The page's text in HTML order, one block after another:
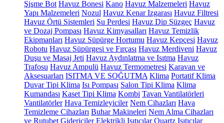
Şişme Bot Havuz Bonesi Kano Havuz Malzemeleri Havuz
Yapı Malzemeleri Nozul Havuz Kenar Izgarası Havuz Filtresi
Havuz Örtü Sistemleri Su Perdesi Havuz Dip Süzgeç Havuz
ve Dozaj Pompası Havuz Kimyasalları Havuz Temizlik
Ekipmanları Havuz Süpürge Hortumu Havuz Kepçesi Havuz
Robotu Havuz Süpürgesi ve Fırçası Havuz Merdiveni Havuz
Duşu ve Masaj Jeti Havuz Aydınlatma ve Isıtma Havuz
Trafosu Havuz Ampulü Havuz Termometresi Karavan ve
Aksesuarları ISITMA VE SOĞUTMA Klima Portatif Klima
Duvar Tipi Klima Isı Pompası Salon Tipi Klima Klima
Kumandası Kaset Tipi Klima Kombi Tavan Vantilatörleri
Vantilatörler Hava Temizleyiciler Nem Cihazları Hava
Temizleme Cihazları Buhar Makineleri Nem Alma Cihazları
ve Rutubet Gidericiler Elektrikli Isıtıcılar Quartz Isıtıcılar